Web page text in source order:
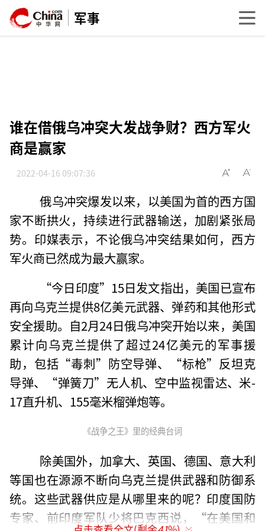
军事
谁在借俄乌冲突大发战争财？西方军火
商是赢家
2022-04-16 09:07:36
俄乌冲突爆发以来，以美国为首的西方国
家不断拱火，持续进行武器输送，加剧紧张局
势。印媒表示，不论俄乌冲突结果如何，西方
军火商已然成为最大赢家。
“今日印度”15日发文指出，美国已宣布
再向乌克兰提供8亿美元武器、弹药和其他形式
安全援助。自2月24日俄乌冲突开始以来，美国
累计向乌克兰提供了超过24亿美元的军事援
助，包括“毒刺”防空导弹、“标枪”反坦克
导弹、“弹簧刀”无人机、空中监视雷达、米-
17直升机、155毫米榴弹炮等。
《战争之王》里的经典台词
除美国外，加拿大、英国、德国、意大利
等国也在源源不断向乌克兰提供武器和防御系
统。这些武器供应是从哪里来的呢？印度国防
专家、前印度军队少将巴克西说，“在美国和